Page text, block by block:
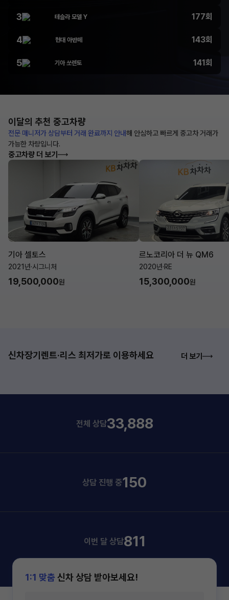
3 테슬라 모델 Y 177회
4 현대 아반떼 143회
5 기아 쏘렌토 141회
이달의 추천 중고차량
전문 매니저가 상담부터 거래 완료까지 안내해 안심하고 빠르게 중고차 거래가
가능한 차량입니다.
중고차량 더 보기
기아 셀토스
2021년·시그니처
19,500,000원
르노코리아 더 뉴 QM6
2020년·RE
15,300,000원
신차장기렌트·리스 최저가로 이용하세요 더 보기
전체 상담33,888
상담 진행 중150
이번 달 상담811
1:1 맞춤 신차 상담 받아보세요!